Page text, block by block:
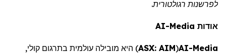
לפרשנות רגולטורית.
אודות AI-Media
AI-Media
(
ASX: AIM
) היא מובילה עולמית בתרגום קולי,